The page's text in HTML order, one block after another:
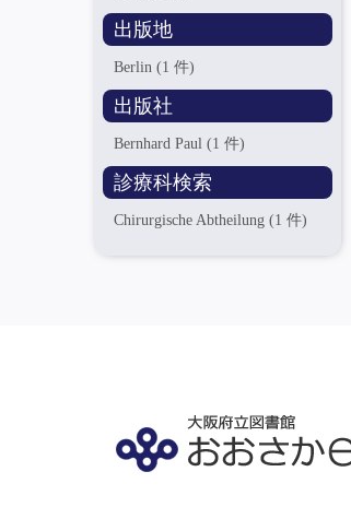
出版地
Berlin(1 件)
出版社
Bernhard Paul(1 件)
診療科検索
Chirurgische Abtheilung(1 件)